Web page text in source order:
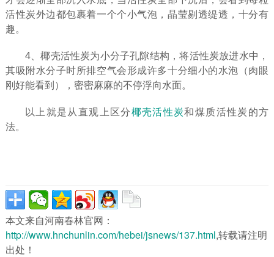
活性炭外边都包裹着一个个小气泡，晶莹剔透缇透，十分有
趣。
4、椰壳活性炭为小分子孔隙结构，将活性炭放进水中，
其吸附水分子时所排空气会形成许多十分细小的水泡（肉眼
刚好能看到），密密麻麻的不停浮向水面。
以上就是从直观上区分椰壳活性炭和煤质活性炭的方
法。
本文来自河南春林官网：
http://www.hnchunlin.com/hebei/jsnews/137.html,转载请注明
出处！